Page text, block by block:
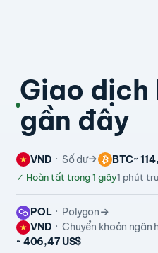
Giao dịch
gần đây
VND Số dư BTC~
✓ Hoàn tất trong 1 giây1 phút
POL
Polygon
VND
Chuyển khoản ngân
~ 406,47 US$